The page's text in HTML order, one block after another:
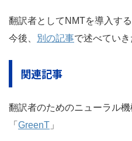
翻訳者としてNMTを導入す
今後、
別の記事で述べていき
関連記事
翻訳者のためのニューラル
「 GreenT 」